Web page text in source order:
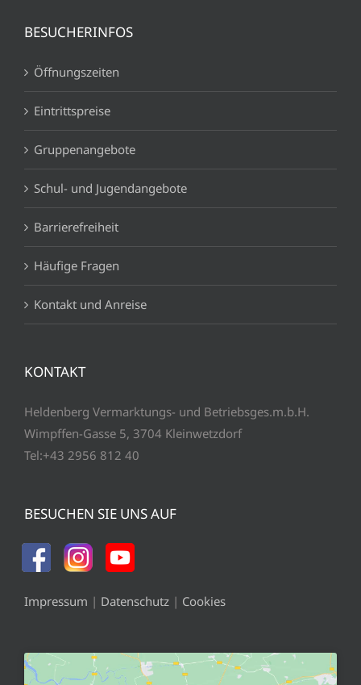
BESUCHERINFOS
Öffnungszeiten
Eintrittspreise
Gruppenangebote
Schul- und Jugendangebote
Barrierefreiheit
Häufige Fragen
Kontakt und Anreise
KONTAKT
Heldenberg Vermarktungs- und Betriebsges.m.b.H.
Wimpffen-Gasse 5, 3704 Kleinwetzdorf
Tel:+43 2956 812 40
BESUCHEN SIE UNS AUF
Impressum | Datenschutz | Cookies